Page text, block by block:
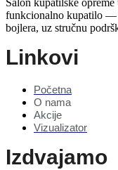
Salon kupatilske
funkcionalno kupatilo —
bojlera, uz stručnu
Linkovi
Početna
O nama
Akcije
Vizualizator
Izdvajamo